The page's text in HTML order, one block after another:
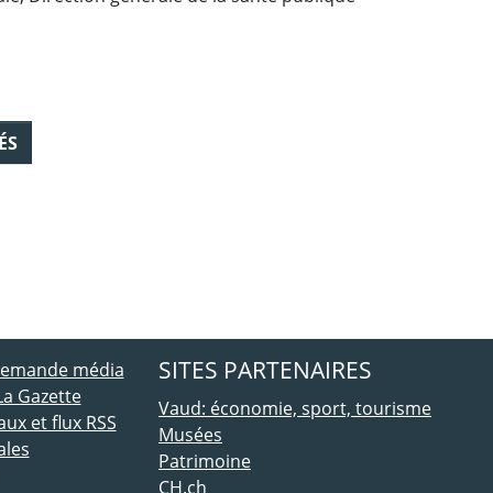
média
Gazette
et flux RSS
SITES PARTENAIRES
Vaud: économie, sport, tourisme
Musées
Patrimoine
CH.ch